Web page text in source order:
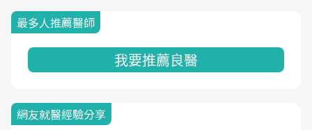
最多人推薦醫師
我要推薦良醫
網友就醫經驗分享